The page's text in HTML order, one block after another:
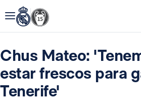
Chus Mateo:
estar frescos para
Tenerife'